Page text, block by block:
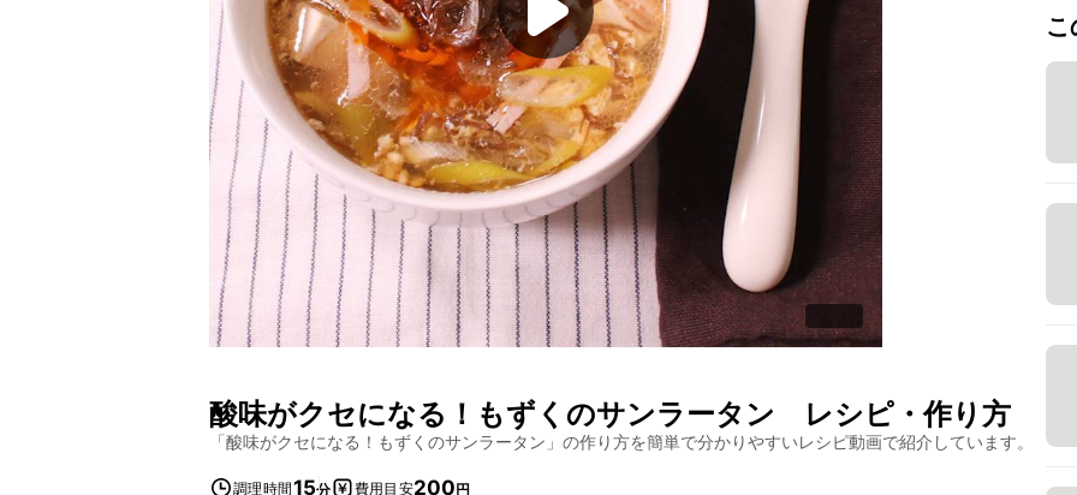
酸味がクセになる！もずくのサンラータン レシピ・作り方
「酸味がクセになる！もずくのサンラータン 」の作り方を簡単で分かりやすいレシピ動画で紹介しています。
調理時間15分 費用目安200円